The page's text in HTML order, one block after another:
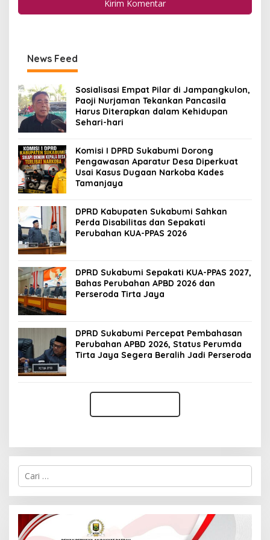
News Feed
Sosialisasi Empat Pilar di Jampangkulon,
Paoji Nurjaman Tekankan Pancasila
Harus Diterapkan dalam Kehidupan
Sehari-hari
Komisi I DPRD Sukabumi Dorong
Pengawasan Aparatur Desa Diperkuat
Usai Kasus Dugaan Narkoba Kades
Tamanjaya
DPRD Kabupaten Sukabumi Sahkan
Perda Disabilitas dan Sepakati
Perubahan KUA-PPAS 2026
DPRD Sukabumi Sepakati KUA-PPAS 2027,
Bahas Perubahan APBD 2026 dan
Perseroda Tirta Jaya
DPRD Sukabumi Percepat Pembahasan
Perubahan APBD 2026, Status Perumda
Tirta Jaya Segera Beralih Jadi Perseroda
C
i
u
n
t